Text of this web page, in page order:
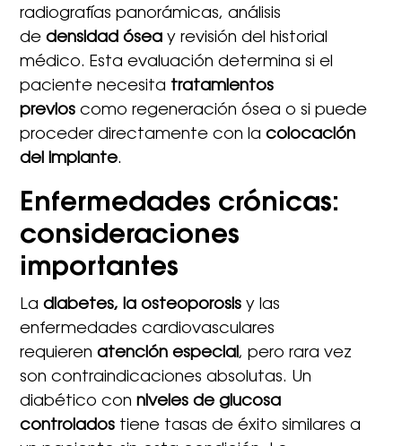
radiografías panorámicas, análisis
dedensidad ósea y revisión del historial
médico. Esta evaluación determina si el
paciente necesita tratamientos
previos como regeneración ósea o si puede
proceder directamente con lacolocación
del implante.
Enfermedades crónicas:
consideraciones
importantes
Ladiabetes, la osteoporosis y las
enfermedades cardiovasculares
requierenatención especial, pero rara vez
son contraindicaciones absolutas. Un
diabético conniveles de glucosa
controlados tiene tasas de éxito similares a